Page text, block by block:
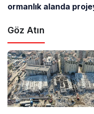
ormanlık alanda
Göz Atın